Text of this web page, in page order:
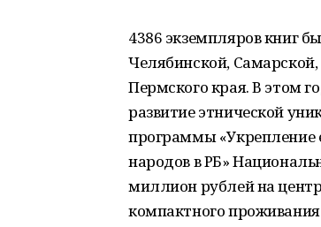
4386 экземпляров книг
Челябинской, Самарской,
Пермского края. В этом
развитие этнической
программы «Укрепление
народов в РБ»
миллион рублей на
компактного